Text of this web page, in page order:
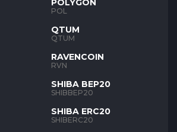
POLYGON
POL
QTUM
QTUM
RAVENCOIN
RVN
SHIBA BEP20
SHIBBEP20
SHIBA ERC20
SHIBERC20